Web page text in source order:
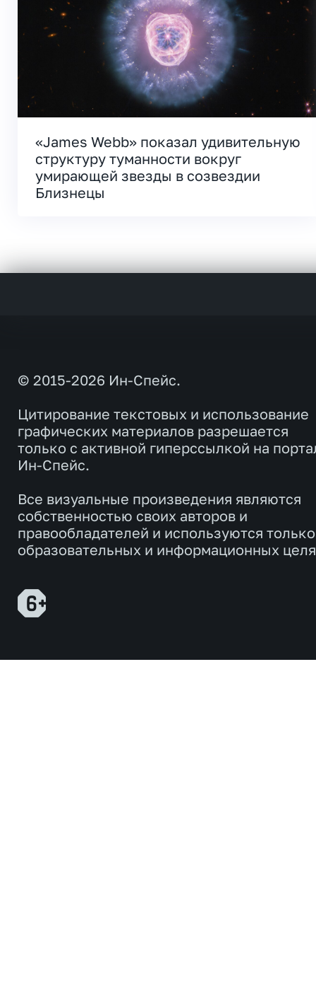
«James Webb» показал удивительную
структуру туманности вокруг
умирающей звезды в созвездии
Близнецы
© 2015-2026 Ин-Спейс.
Цитирование текстовых и использование
графических материалов разрешается
только с активной гиперссылкой на
Ин-Спейс.
Все визуальные произведения являются
собственностью своих авторов и
правообладателей и используются
образовательных и информационных